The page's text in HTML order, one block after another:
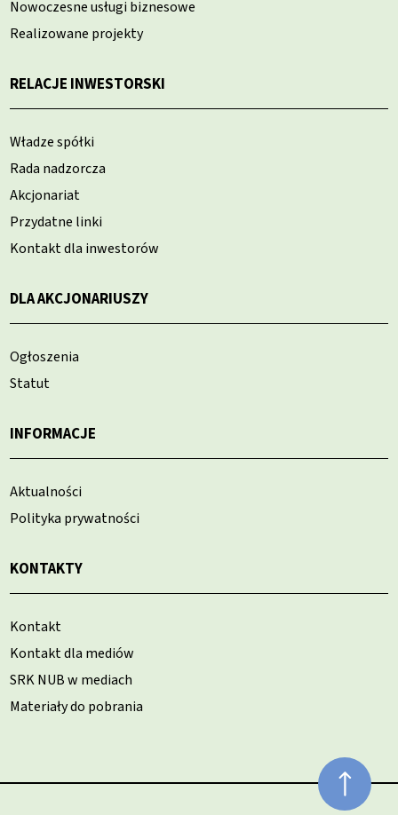
Nowoczesne usługi biznesowe
Realizowane projekty
RELACJE INWESTORSKI
Władze spółki
Rada nadzorcza
Akcjonariat
Przydatne linki
Kontakt dla inwestorów
DLA AKCJONARIUSZY
Ogłoszenia
Statut
INFORMACJE
Aktualności
Polityka prywatności
KONTAKTY
Kontakt
Kontakt dla mediów
SRK NUB w mediach
Materiały do pobrania